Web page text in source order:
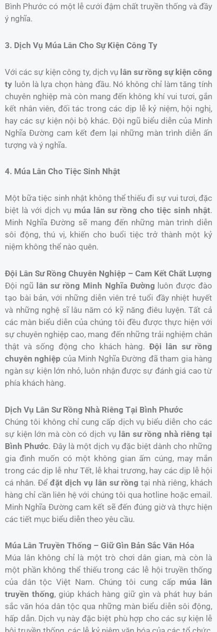
Bình Phước có một lễ cưới đậm chất truyền thống và đầy
ý nghĩa.
3. Dịch Vụ Múa Lân Cho Sự Kiện Công Ty
Với các sự kiện công ty, dịch vụ lân sư rồng sự kiện công
ty luôn là lựa chọn hàng đầu. Nó không chỉ làm tăng tính
chuyên nghiệp mà còn mang đến không khí vui tươi, gắn
kết nhân viên, đối tác trong các dịp lễ kỷ niệm, hội nghị,
hay các sự kiện nội bộ khác. Đội ngũ biểu diễn của Minh
Nghĩa Đường cam kết đem lại những màn trình diễn ấn
tượng và ý nghĩa.
4. Múa Lân Cho Tiệc Sinh Nhật
Một bữa tiệc sinh nhật không thể thiếu đi sự vui tươi, đặc
biệt là với dịch vụ múa lân sư rồng cho tiệc sinh nhật.
Minh Nghĩa Đường sẽ mang đến những màn trình diễn
sôi động, thú vị, khiến cho buổi tiệc trở thành một kỷ
niệm không thể nào quên.
Đội Lân Sư Rồng Chuyên Nghiệp – Cam Kết Chất Lượng
Đội ngũ lân sư rồng Minh Nghĩa Đường luôn được đào
tạo bài bản, với những diễn viên trẻ tuổi đầy nhiệt huyết
và những nghệ sĩ lâu năm có kỹ năng điêu luyện. Tất cả
các màn biểu diễn của chúng tôi đều được thực hiện với
sự chuyên nghiệp cao, mang đến những trải nghiệm chân
thật và sống động cho khách hàng. Đội lân sư rồng
chuyên nghiệp của Minh Nghĩa Đường đã tham gia hàng
ngàn sự kiện lớn nhỏ, luôn nhận được sự đánh giá cao từ
phía khách hàng.
Dịch Vụ Lân Sư Rồng Nhà Riêng Tại Bình Phước
Chúng tôi không chỉ cung cấp dịch vụ biểu diễn cho các
sự kiện lớn mà còn có dịch vụ lân sư rồng nhà riêng tại
Bình Phước. Đây là một dịch vụ đặc biệt dành cho những
gia đình muốn có một không gian ấm cúng, may mắn
trong các dịp lễ như Tết, lễ khai trương, hay các dịp lễ hội
cá nhân. Để đặt dịch vụ lân sư rồng tại nhà riêng, khách
hàng chỉ cần liên hệ với chúng tôi qua hotline hoặc email.
Minh Nghĩa Đường cam kết sẽ đến đúng giờ và thực hiện
các tiết mục biểu diễn theo yêu cầu.
Múa Lân Truyền Thống – Giữ Gìn Bản Sắc Văn Hóa
Múa lân không chỉ là một trò chơi dân gian, mà còn là
một phần không thể thiếu trong các lễ hội truyền thống
của dân tộc Việt Nam. Chúng tôi cung cấp múa lân
truyền thống, giúp khách hàng giữ gìn và phát huy bản
sắc văn hóa dân tộc qua những màn biểu diễn sôi động,
hấp dẫn. Dịch vụ này đặc biệt phù hợp cho các sự kiện lễ